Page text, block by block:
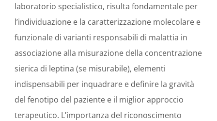
laboratorio specialistico, risulta fondamentale per
l’individuazione e la caratterizzazione molecolare e
funzionale di varianti responsabili di malattia in
associazione alla misurazione della concentrazione
sierica di leptina (se misurabile), elementi
indispensabili per inquadrare e definire la gravità
del fenotipo del paziente e il miglior approccio
terapeutico. L’importanza del riconoscimento